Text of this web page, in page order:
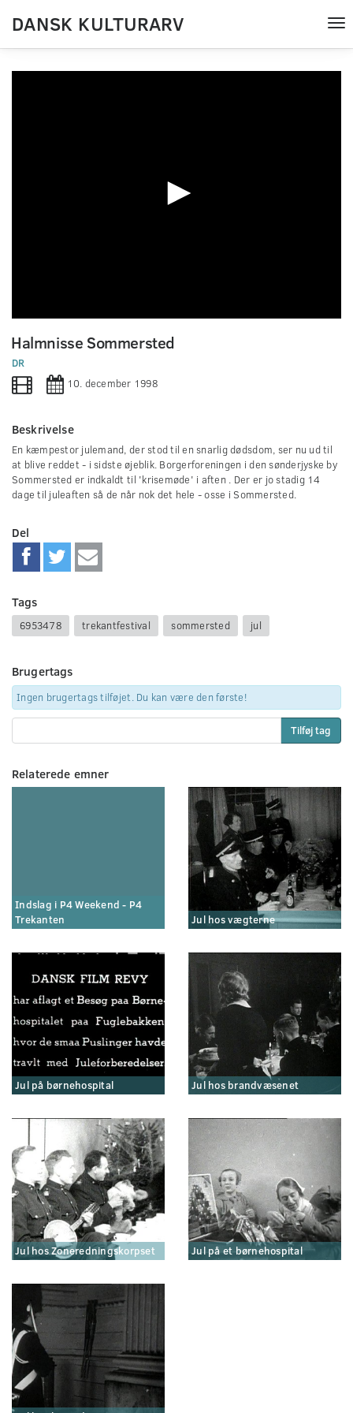
DANSK KULTURARV
seconds
of
0
seconds
Halmnisse Sommersted
DR
10. december 1998
Beskrivelse
En kæmpestor julemand, der stod til en snarlig dødsdom, ser nu ud til
at blive reddet - i sidste øjeblik. Borgerforeningen i den sønderjyske by
Sommersted er indkaldt til 'krisemøde' i aften . Der er jo stadig 14
dage til juleaften så de når nok det hele - osse i Sommersted.
Del
Tags
6953478 trekantfestival sommersted jul
Brugertags
Ingen brugertags tilføjet. Du kan være den første!
Tilføj tag
Relaterede emner
Indslag i P4 Weekend - P4
Trekanten
Jul hos vægterne
Jul på børnehospital Jul hos brandvæsenet
Jul hos Zoneredningskorpset Jul på et børnehospital